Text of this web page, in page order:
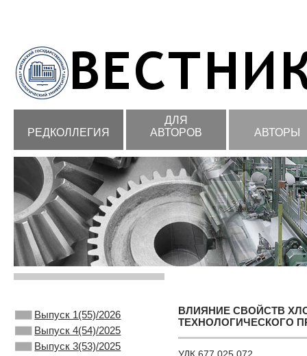
РЕДКОЛЛЕГИЯ
ДЛЯ
АВТОРОВ
АВТОРЫ
Выпуск 1(55)/2026
Выпуск 4(54)/2025
Выпуск 3(53)/2025
ВЛИЯНИЕ СВОЙСТВ
ТЕХНОЛОГИЧЕСКОГО